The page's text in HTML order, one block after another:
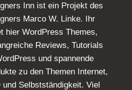
Inn ist ein Projekt des
Marco W. Linke. Ihr
hier WordPress Themes,
Reviews, Tutorials
und spannende
zu den Themen Internet,
und Selbstständigkeit. Viel